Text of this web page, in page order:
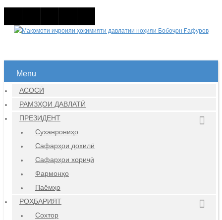
Menu
АСОСӢ
РАМЗҲОИ ДАВЛАТӢ
ПРЕЗИДЕНТ
Суханрониҳо
Сафарҳои дохилӣ
Сафарҳои хориҷӣ
Фармонҳо
Паёмҳо
РОҲБАРИЯТ
Сохтор